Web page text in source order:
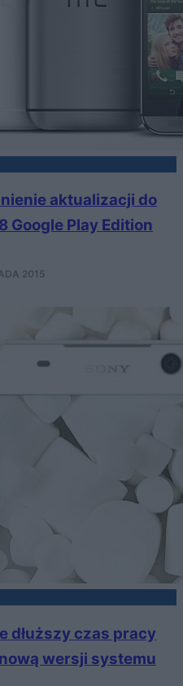
aktualizacji do
Google Play Edition
2015
dłuższy czas pracy
wersji systemu